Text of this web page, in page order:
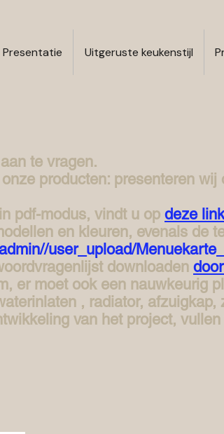
Presentatie Uitgeruste keukenstijl
te vragen.
producten: presenteren wij
pdf-modus, vindt u op deze link
en kleuren, evenals de
user_upload/
downloaden
, er moet ook een nauwkeurig
, radiator,
van het project,